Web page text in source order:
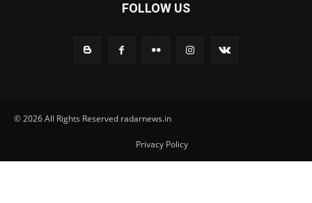
FOLLOW US
© 2026 All Rights Reserved radarnews.in
Privacy Policy